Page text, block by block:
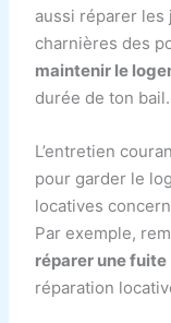
aussi réparer
charnières des
maintenir le
durée de ton bail.
L’entretien
pour garder le
locatives
Par exemple,
réparer une fuite
réparation